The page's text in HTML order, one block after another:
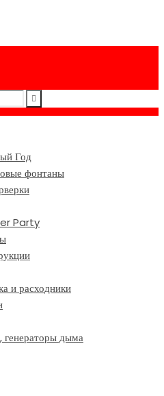
Год
фонтаны
Party
и расходники
генераторы дыма